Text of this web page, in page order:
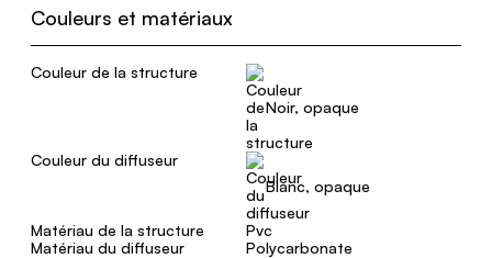
Couleurs et matériaux
Couleur de la structure
Noir, opaque
Couleur du diffuseur
Blanc, opaque
Matériau de la structure
Pvc
Matériau du diffuseur
Polycarbonate